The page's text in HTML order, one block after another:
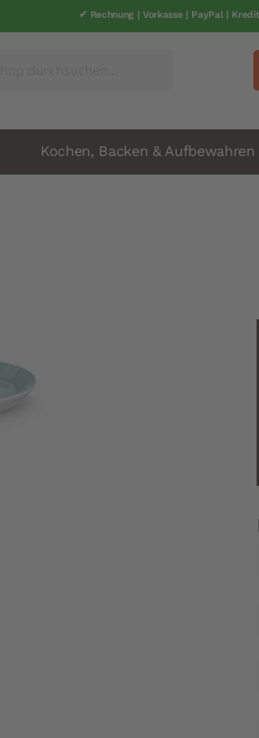
✔ Rechnung | Vorkasse | PayPal |
Kochen, Backen & Aufbewahren